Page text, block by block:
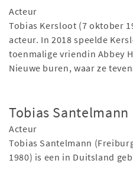
Acteur
Tobias Kersloot (7 oktober
acteur. In 2018 speelde
toenmalige vriendin Abbey
Nieuwe buren, waar ze
Tobias Santelmann
Acteur
Tobias Santelmann
1980) is een in Duitsland